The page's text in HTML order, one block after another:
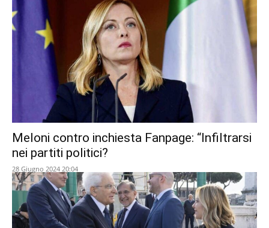
Meloni contro inchiesta Fanpage: “Infiltrarsi
nei partiti politici?
28 Giugno 2024 20:04